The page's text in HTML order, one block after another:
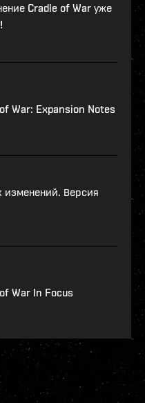
Cradle of War уже
War: Expansion Notes
изменений. Версия
War In Focus